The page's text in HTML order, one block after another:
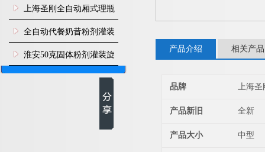
上海圣刚全自动厢式理瓶
机
全自动代餐奶昔粉剂灌装
生产线
淮安50克固体粉剂灌装旋
盖机
产品介绍 相关产品
品牌 上海圣
产品新旧 全新
产品大小 中型